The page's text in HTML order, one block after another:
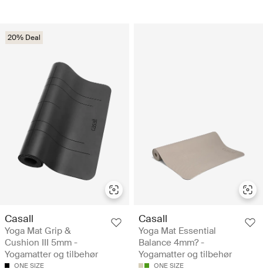
20% Deal
Casall
Yoga Mat Grip &
Cushion III 5mm -
Yogamatter og tilbehør
ONE SIZE
Casall
Yoga Mat Essential
Balance 4mm? -
Yogamatter og tilbehør
ONE SIZE